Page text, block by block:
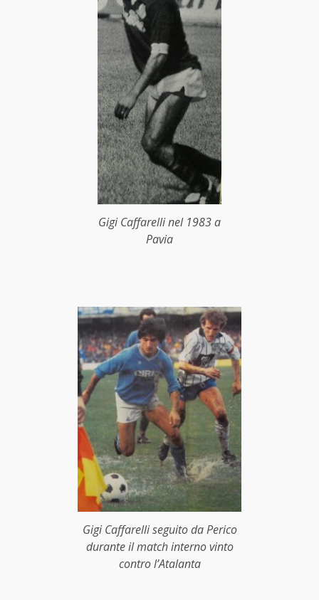
Gigi Caffarelli nel 1983 a
Pavia
Gigi Caffarelli seguito da Perico
durante il match interno vinto
contro l’Atalanta